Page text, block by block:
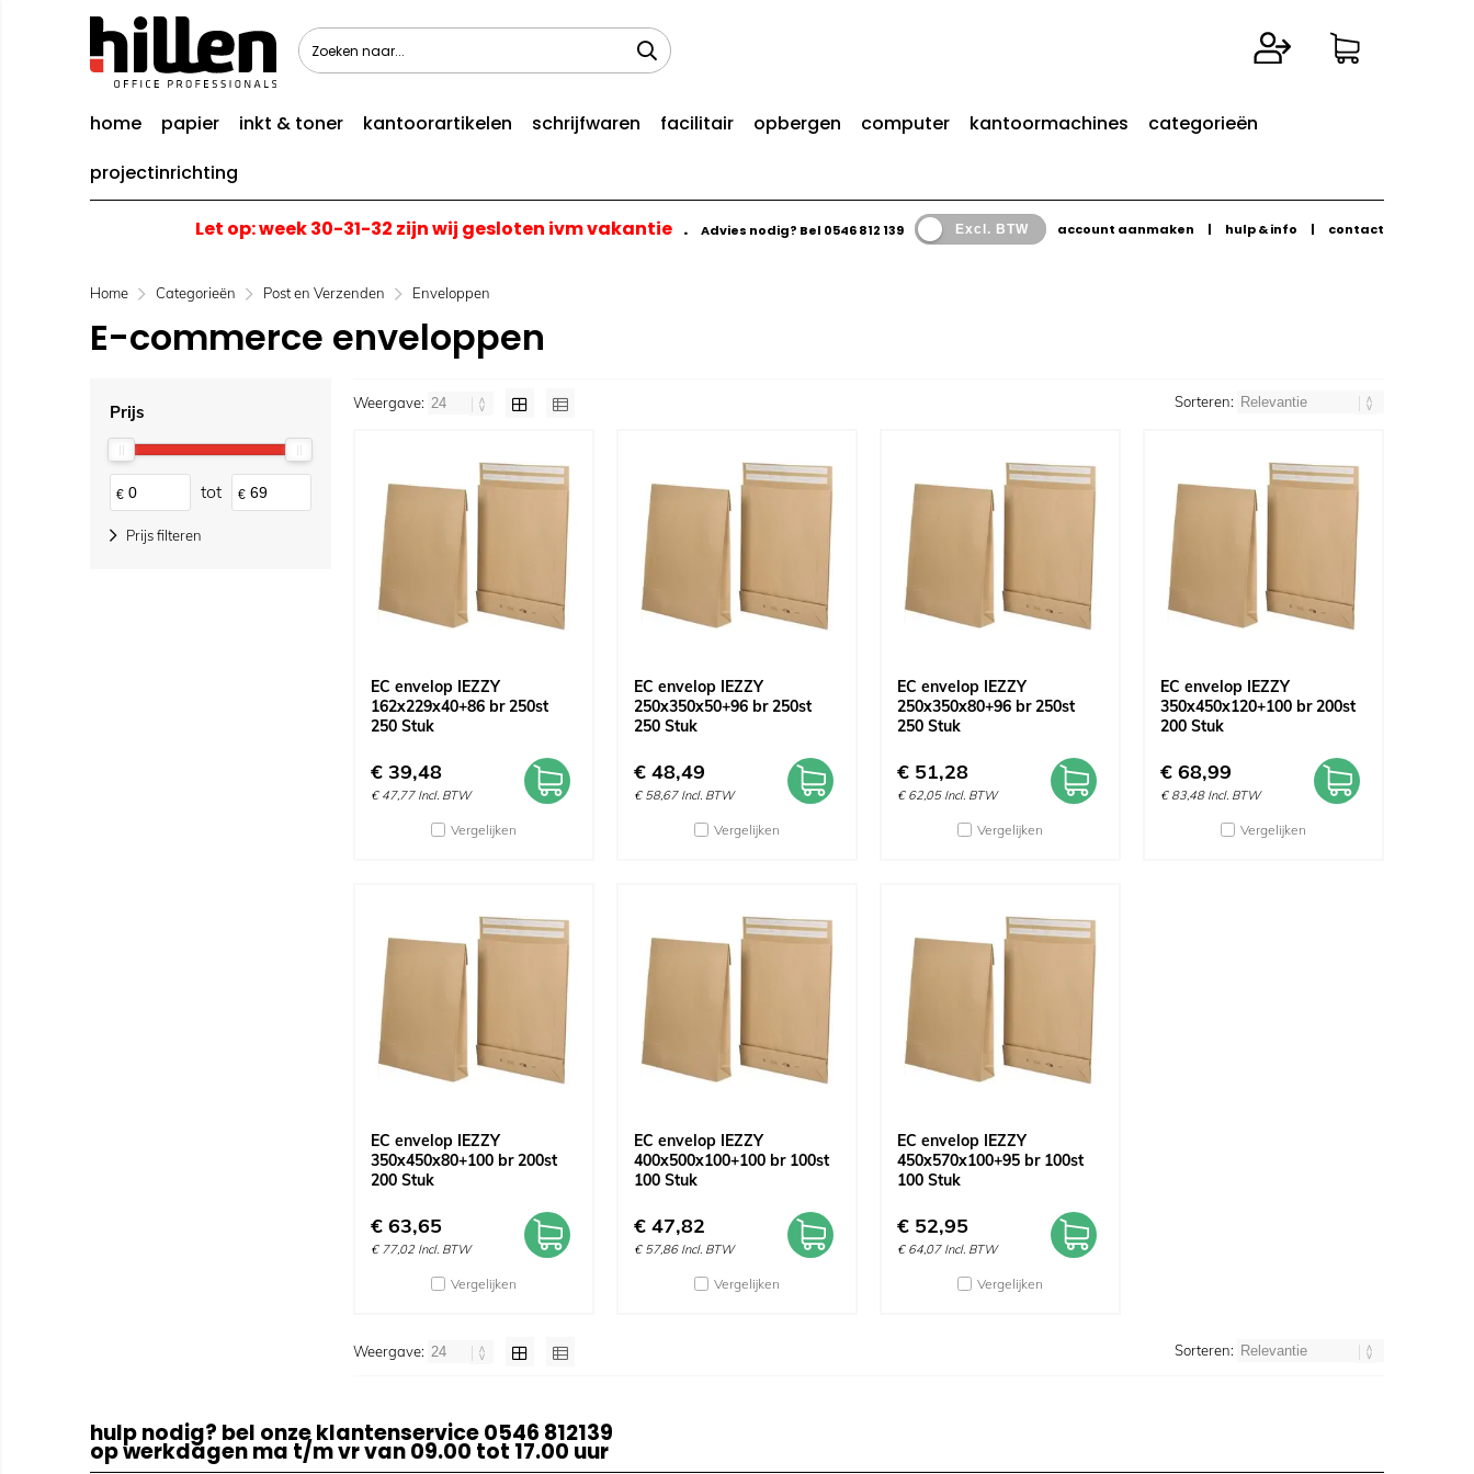
home papier inkt & toner kantoorartikelen schrijfwaren facilitair opbergen computer kantoormachines
categorieën
projectinrichting
Let op: week 30-31-32 zijn wij gesloten ivm vakantie . Advies nodig? Bel 0546 812 139 Excl. BTW account aanmaken | hulp & info | contact
Home Categorieën Post en Verzenden Enveloppen
E-commerce enveloppen
Prijs
€ tot €
Prijs filteren
Weergave: Sorteren:
EC envelop IEZZY
162x229x40+86 br 250st
250 Stuk
€ 39,48
€ 47,77 Incl. BTW
Vergelijken
EC envelop IEZZY
250x350x50+96 br 250st
250 Stuk
€ 48,49
€ 58,67 Incl. BTW
Vergelijken
EC envelop IEZZY
250x350x80+96 br 250st
250 Stuk
€ 51,28
€ 62,05 Incl. BTW
Vergelijken
EC envelop IEZZY
350x450x120+100 br 200st
200 Stuk
€ 68,99
€ 83,48 Incl. BTW
Vergelijken
EC envelop IEZZY
350x450x80+100 br 200st
200 Stuk
€ 63,65
€ 77,02 Incl. BTW
Vergelijken
EC envelop IEZZY
400x500x100+100 br 100st
100 Stuk
€ 47,82
€ 57,86 Incl. BTW
Vergelijken
EC envelop IEZZY
450x570x100+95 br 100st
100 Stuk
€ 52,95
€ 64,07 Incl. BTW
Vergelijken
Weergave: Sorteren:
hulp nodig? bel onze klantenservice 0546 812139
op werkdagen ma t/m vr van 09.00 tot 17.00 uur